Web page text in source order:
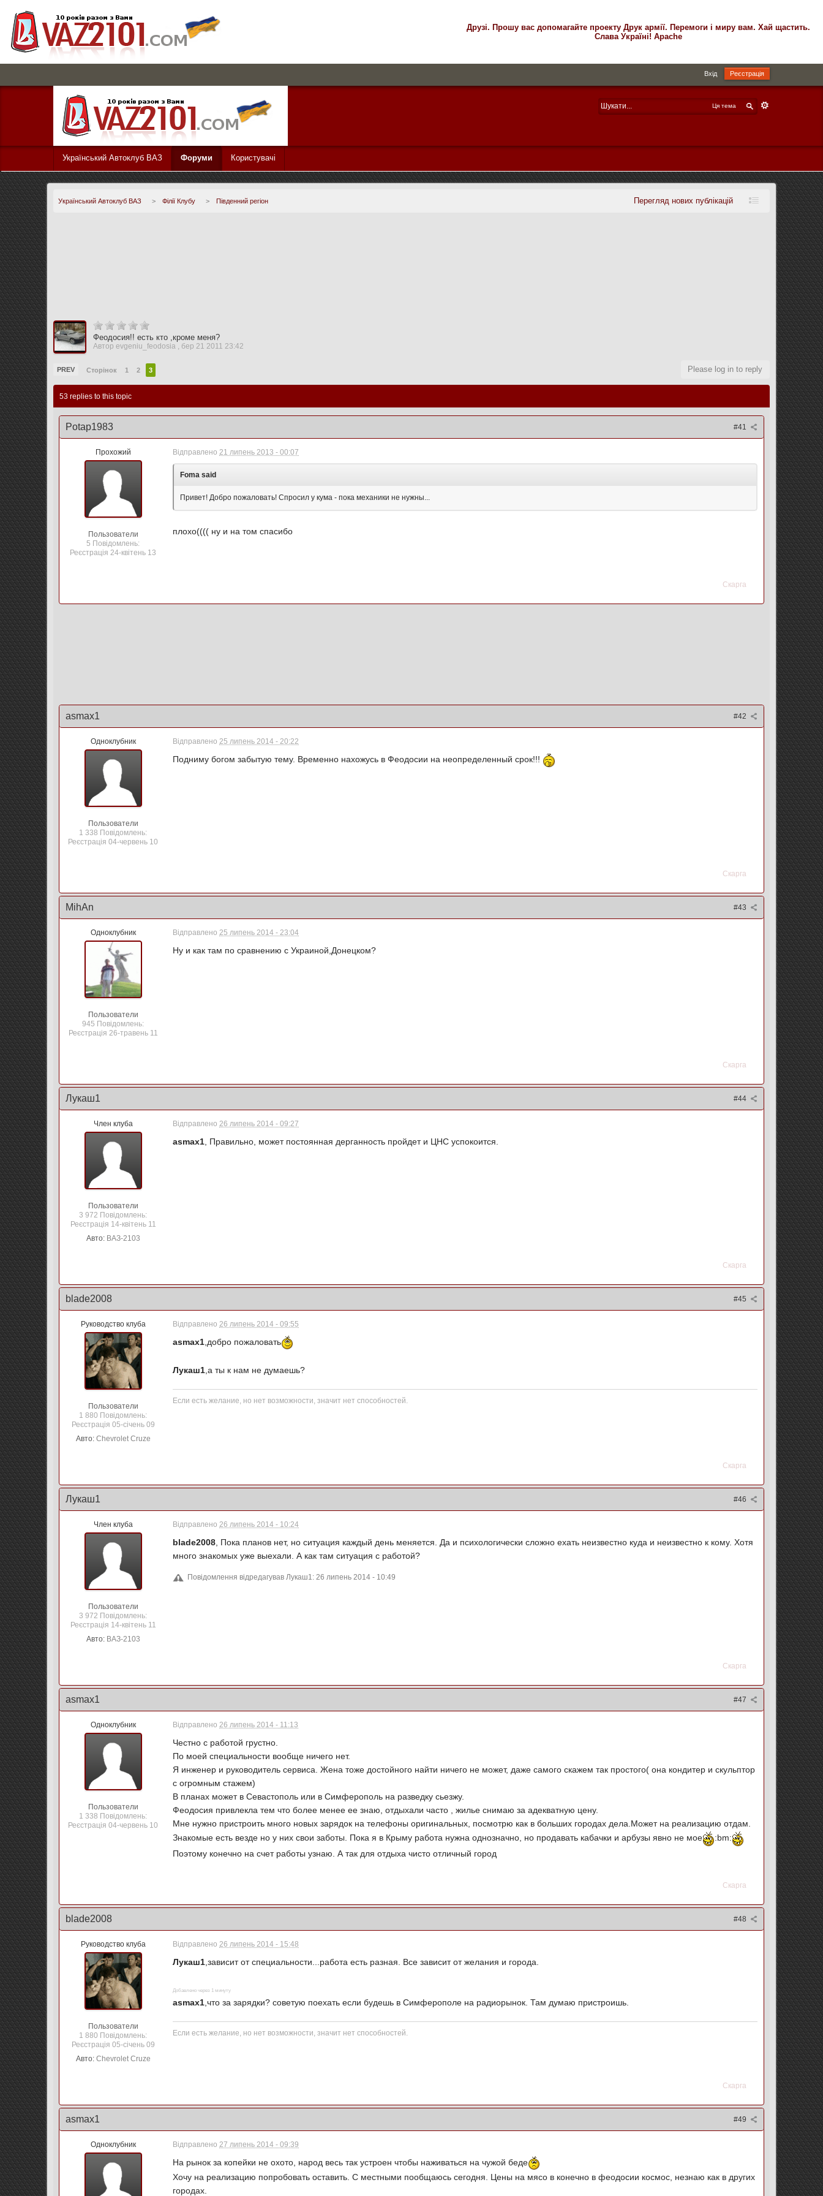
Друзі. Прошу вас допомагайте проекту Друк армії. Перемоги і миру вам. Хай щастить.
Слава Україні! Apache
Вхід Реєстрація
Ця тема
Український Автоклуб ВАЗ Форуми Користувачі
Український Автоклуб ВАЗ > Філії Клубу > Південний регіон Перегляд нових публікацій
Феодосия!! есть кто ,кроме меня?
Авторevgeniu_feodosia , бер 21 2011 23:42
PREV Сторінок 1 2 3 Please log in to reply
53 replies to this topic
#41
Potap1983
Прохожий
Пользователи
5 Повідомлень:
Реєстрація 24-квітень 13
Відправлено21 липень 2013 - 00:07
Foma said
Привет! Добро пожаловать! Спросил у кума - пока механики не нужны...
плохо(((( ну и на том спасибо
Скарга
#42
asmax1
Одноклубник
Пользователи
1 338 Повідомлень:
Реєстрація 04-червень 10
Відправлено25 липень 2014 - 20:22
Подниму богом забытую тему. Временно нахожусь в Феодосии на неопределенный срок!!!
Скарга
#43
MihAn
Одноклубник
Пользователи
945 Повідомлень:
Реєстрація 26-травень 11
Відправлено25 липень 2014 - 23:04
Ну и как там по сравнению с Украиной,Донецком?
Скарга
#44
Лукаш1
Член клуба
Пользователи
3 972 Повідомлень:
Реєстрація 14-квітень 11
Авто: ВАЗ-2103
Відправлено26 липень 2014 - 09:27
asmax1 , Правильно, может постоянная дерганность пройдет и ЦНС успокоится.
Скарга
#45
blade2008
Руководство клуба
Пользователи
1 880 Повідомлень:
Реєстрація 05-січень 09
Авто: Chevrolet Cruze
Відправлено26 липень 2014 - 09:55
asmax1 ,добро пожаловать
Лукаш1,а ты к нам не думаешь?
Если есть желание, но нет возможности, значит нет способностей.
Скарга
#46
Лукаш1
Член клуба
Пользователи
3 972 Повідомлень:
Реєстрація 14-квітень 11
Авто: ВАЗ-2103
Відправлено26 липень 2014 - 10:24
blade2008 , Пока планов нет, но ситуация каждый день меняется. Да и психологически сложно ехать неизвестно куда и неизвестно к кому. Хотя
много знакомых уже выехали. А как там ситуация с работой?
Повідомлення відредагував Лукаш1: 26 липень 2014 - 10:49
Скарга
#47
asmax1
Одноклубник
Пользователи
1 338 Повідомлень:
Реєстрація 04-червень 10
Відправлено26 липень 2014 - 11:13
Честно с работой грустно.
По моей специальности вообще ничего нет.
Я инженер и руководитель сервиса. Жена тоже достойного найти ничего не может, даже самого скажем так простого( она кондитер и скульптор
с огромным стажем)
В планах может в Севастополь или в Симферополь на разведку сьезжу.
Феодосия привлекла тем что более менее ее знаю, отдыхали часто , жилье снимаю за адекватную цену.
Мне нужно пристроить много новых зарядок на телефоны оригинальных, посмотрю как в больших городах дела.Может на реализацию отдам.
Знакомые есть везде но у них свои заботы. Пока я в Крыму работа нужна однозначно, но продавать кабачки и арбузы явно не мое
:bm:
Поэтому конечно на счет работы узнаю. А так для отдыха чисто отличный город
Скарга
#48
blade2008
Руководство клуба
Пользователи
1 880 Повідомлень:
Реєстрація 05-січень 09
Авто: Chevrolet Cruze
Відправлено26 липень 2014 - 15:48
Лукаш1 ,зависит от специальности...работа есть разная. Все зависит от желания и города.
Добавлено через 1 минуту
asmax1 ,что за зарядки? советую поехать если будешь в Симферополе на радиорынок. Там думаю пристроишь.
Если есть желание, но нет возможности, значит нет способностей.
Скарга
#49
asmax1
Одноклубник Відправлено27 липень 2014 - 09:39
На рынок за копейки не охото, народ весь так устроен чтобы наживаться на чужой беде
Хочу на реализацию попробовать оставить. С местными пообщаюсь сегодня. Цены на мясо в конечно в феодосии космос, незнаю как в других
городах.